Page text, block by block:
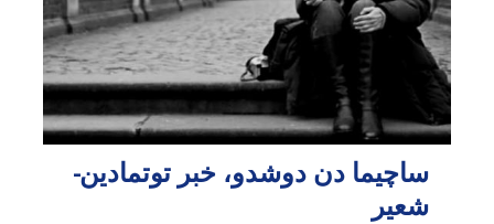
ساچیما دن دوشدو، خبر توتمادین-
شعیر